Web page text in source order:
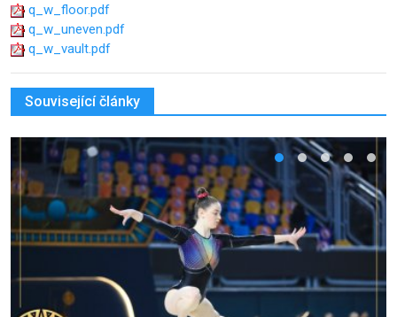
q_w_floor.pdf
q_w_uneven.pdf
q_w_vault.pdf
Související články